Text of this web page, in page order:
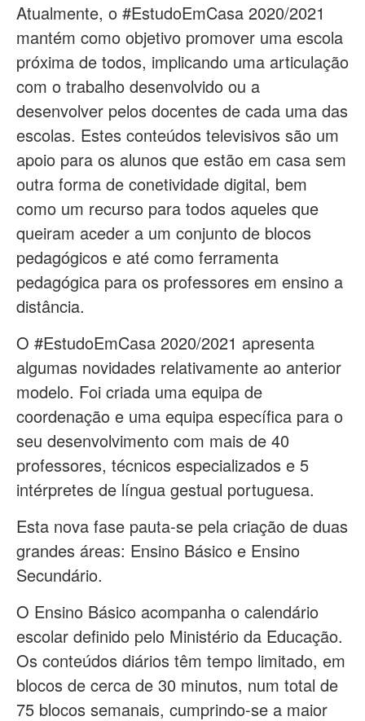
Atualmente, o #EstudoEmCasa 2020/2021
mantém como objetivo promover uma escola
próxima de todos, implicando uma articulação
com o trabalho desenvolvido ou a
desenvolver pelos docentes de cada uma das
escolas. Estes conteúdos televisivos são um
apoio para os alunos que estão em casa sem
outra forma de conetividade digital, bem
como um recurso para todos aqueles que
queiram aceder a um conjunto de blocos
pedagógicos e até como ferramenta
pedagógica para os professores em ensino a
distância.
O #EstudoEmCasa 2020/2021 apresenta
algumas novidades relativamente ao anterior
modelo. Foi criada uma equipa de
coordenação e uma equipa específica para o
seu desenvolvimento com mais de 40
professores, técnicos especializados e 5
intérpretes de língua gestual portuguesa.
Esta nova fase pauta-se pela criação de duas
grandes áreas: Ensino Básico e Ensino
Secundário.
O Ensino Básico acompanha o calendário
escolar definido pelo Ministério da Educação.
Os conteúdos diários têm tempo limitado, em
blocos de cerca de 30 minutos, num total de
75 blocos semanais, cumprindo-se a maior